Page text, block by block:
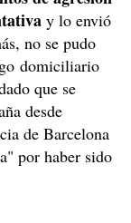
y lo envió
no se pudo
domiciliario
que se
desde
de Barcelona
por haber sido